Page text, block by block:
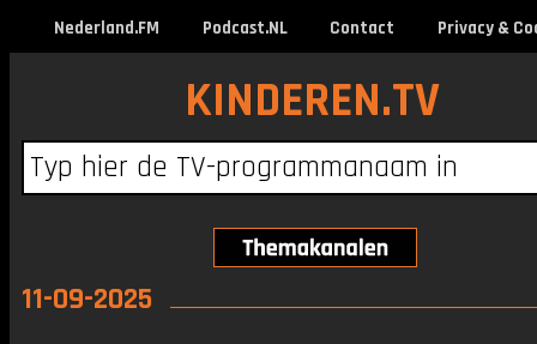
Nederland.FM Podcast.NL Contact Privacy &
KINDEREN.TV
11-09-2025